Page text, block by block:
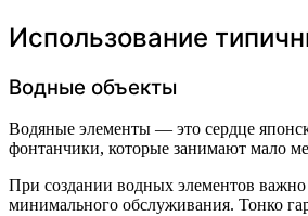
Использование
Водные объекты
Водяные элементы — это сердце
фонтанчики, которые занимают мало
При создании водных элементов
минимального обслуживания. Тонко